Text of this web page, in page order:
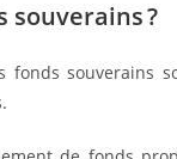
souverains ?
souverains